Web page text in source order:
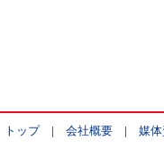
トップ| 会社概要| 媒